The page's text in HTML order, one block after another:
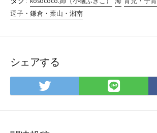
逗子・鎌倉・葉山・湘南
シェアする
Twitter
で
LINE
で